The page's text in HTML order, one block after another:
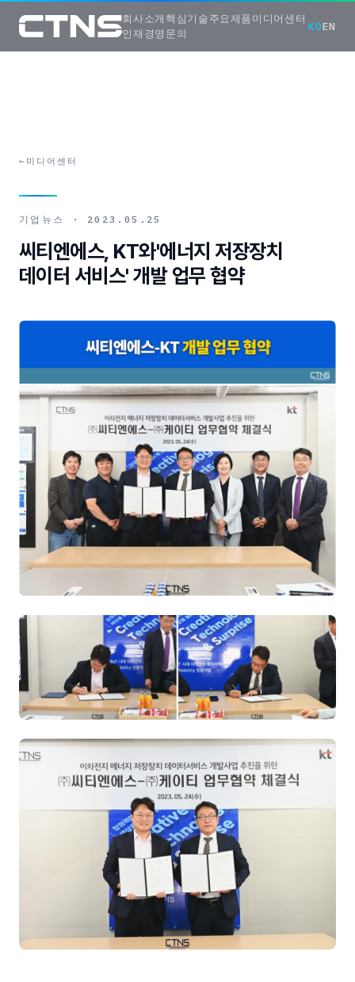
회사소개 핵심기술주요제품미디어센터
인재경영 문의
KOEN
← 미디어센터
기업뉴스 · 2023.05.25
씨티엔에스, KT와'에너지 저장장치
데이터 서비스' 개발 업무 협약